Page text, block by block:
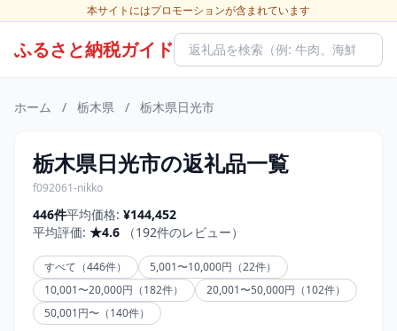
本サイトにはプロモーションが含まれています
ふるさと納税ガイド
ホーム / 栃木県 / 栃木県日光市
栃木県日光市の返礼品一覧
f092061-nikko
446件平均価格: ¥144,452
平均評価: ★4.6 （192件のレビュー）
すべて（446件）
5,001〜10,000円（22件）
10,001〜20,000円（182件）
20,001〜50,000円（102件）
50,001円〜（140件）